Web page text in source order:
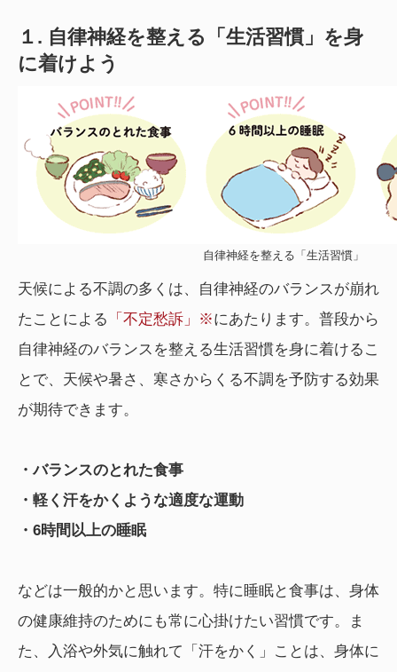
１. 自律神経を整える「生活習慣」を身
に着けよう
自律神経を整える「生活習慣」
天候による不調の多くは、自律神経のバランスが崩れ
たことによる
「不定愁訴」※にあたります。普段から
自律神経のバランスを整える生活習慣を身に着けるこ
とで、天候や暑さ、寒さからくる不調を予防する効果
が期待できます。
・バランスのとれた食事
・軽く汗をかくような適度な運動
・6時間以上の睡眠
などは一般的かと思います。特に睡眠と食事は、身体
の健康維持のためにも常に心掛けたい習慣です。ま
た、入浴や外気に触れて「汗をかく」ことは、身体に